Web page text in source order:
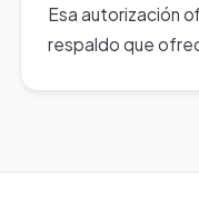
Esa autorización
respaldo que